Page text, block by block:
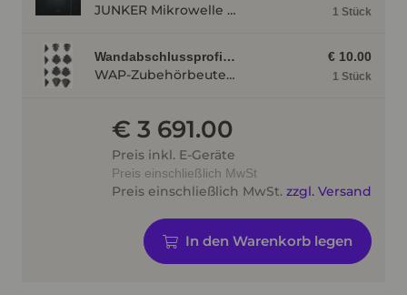
JUNKER Mikrowelle JP4119260 mit Hydrolyse, mit Linksanschlag, Schwarz JP4119260 1 Stück
Wandabschlussprofilzubehör
WAP-Zubehörbeutel WAP-Z
€ 10.00
1 Stück
€ 3 691.00
Preis inkl. E-Geräte
Preis einschließlich MwSt
Preis einschließlich MwSt. zzgl. Versand
In den Warenkorb legen